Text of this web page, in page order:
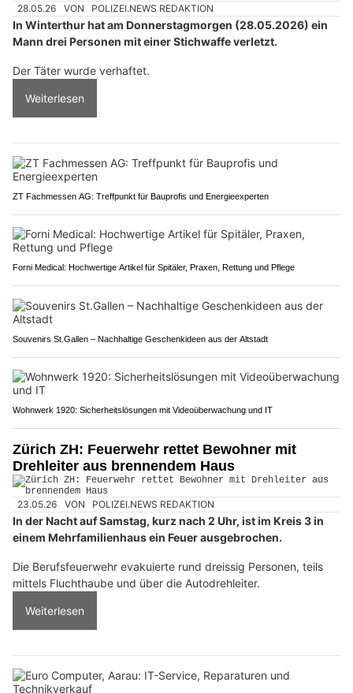
28.05.26 VON POLIZEI.NEWS REDAKTION
In Winterthur hat am Donnerstagmorgen (28.05.2026) ein
Mann drei Personen mit einer Stichwaffe verletzt.
Der Täter wurde verhaftet.
Weiterlesen
ZT Fachmessen AG: Treffpunkt für Bauprofis und Energieexperten
Forni Medical: Hochwertige Artikel für Spitäler, Praxen, Rettung und Pflege
Souvenirs St.Gallen – Nachhaltige Geschenkideen aus der Altstadt
Wohnwerk 1920: Sicherheitslösungen mit Videoüberwachung und IT
Zürich ZH: Feuerwehr rettet Bewohner mit
Drehleiter aus brennendem Haus
23.05.26 VON POLIZEI.NEWS REDAKTION
In der Nacht auf Samstag, kurz nach 2 Uhr, ist im Kreis 3 in
einem Mehrfamilienhaus ein Feuer ausgebrochen.
Die Berufsfeuerwehr evakuierte rund dreissig Personen, teils
mittels Fluchthaube und über die Autodrehleiter.
Weiterlesen